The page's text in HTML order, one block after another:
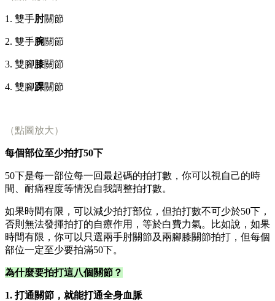
1. 雙手肘關節
2. 雙手腕關節
3. 雙腳膝關節
4. 雙腳踝關節
（點圖放大）
每個部位至少拍打50下
50下是每一部位每一回最起碼的拍打數，你可以視自己的時
間、耐痛程度等情況自我調整拍打數。
如果時間有限，可以減少拍打部位，但拍打數不可少於50下，
否則無法發揮拍打的自療作用，等於白費力氣。比如說，如果
時間有限，你可以只選兩手肘關節及兩腳膝關節拍打，但每個
部位一定至少要拍滿50下。
為什麼要拍打這八個關節？
1.打通關節，就能打通全身血脈